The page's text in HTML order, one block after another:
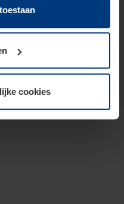
cookies op uw
is. Voor alle andere
benodigd. Uw
bij de uitleg van de
cookies